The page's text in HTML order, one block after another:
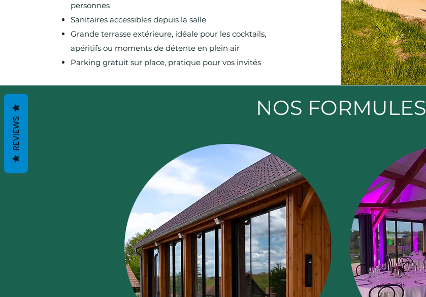
personnes
Sanitaires accessibles depuis la salle
Grande terrasse extérieure, idéale pour les cocktails,
apéritifs ou moments de détente en plein air
Parking gratuit sur place, pratique pour vos invités
NOS FORMULES
REVIEWS